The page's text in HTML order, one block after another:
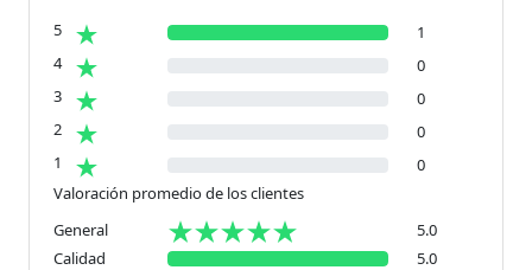
5
1
4
0
3
0
2
0
1
0
Valoración promedio de los clientes
General
5.0
Calidad
5.0